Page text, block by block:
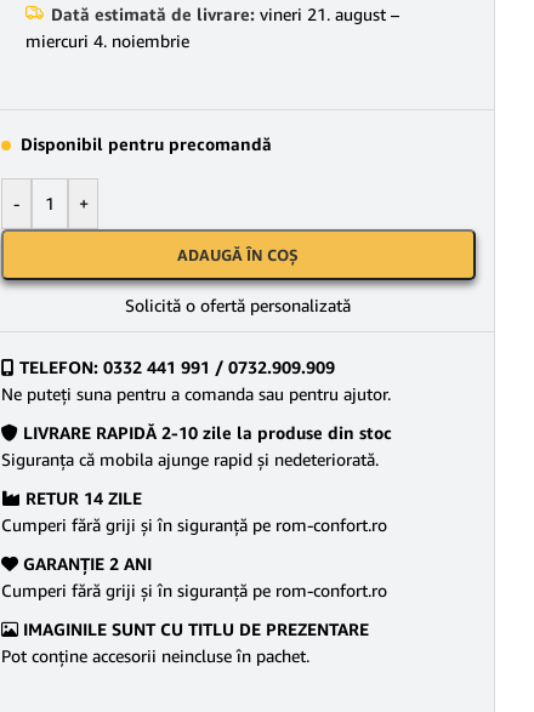
Dată estimată de livrare: vineri 21. august –
miercuri 4. noiembrie
Disponibil pentru precomandă
- +
ADAUGĂ ÎN COȘ
Solicită o ofertă personalizată
TELEFON: 0332 441 991 / 0732.909.909
Ne puteţi suna pentru a comanda sau pentru ajutor.
LIVRARE RAPIDĂ 2-10 zile la produse din stoc
Siguranţa că mobila ajunge rapid şi nedeteriorată.
RETUR 14 ZILE
Cumperi fără griji şi în siguranţă pe rom-confort.ro
GARANŢIE 2 ANI
Cumperi fără griji şi în siguranţă pe rom-confort.ro
IMAGINILE SUNT CU TITLU DE PREZENTARE
Pot conține accesorii neincluse în pachet.